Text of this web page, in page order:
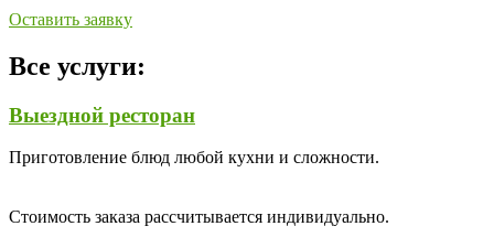
Оставить заявку
Все услуги:
Выездной ресторан
Приготовление блюд любой кухни и сложности.
Стоимость заказа рассчитывается индивидуально.